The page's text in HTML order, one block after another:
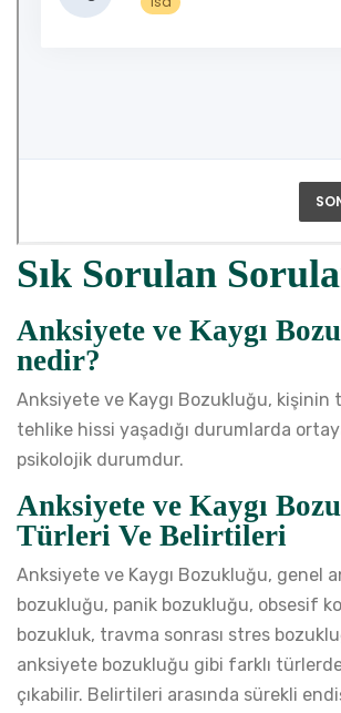
Sık Sorulan
Anksiyete ve Kaygı
nedir?
Anksiyete ve Kaygı Bozukluğu, kişinin
tehlike hissi yaşadığı durumlarda
psikolojik durumdur.
Anksiyete ve Kaygı
Türleri Ve Belirtileri
Anksiyete ve Kaygı Bozukluğu, genel
bozukluğu, panik bozukluğu, obsesif
bozukluk, travma sonrası stres
anksiyete bozukluğu gibi farklı
çıkabilir. Belirtileri arasında sürekli